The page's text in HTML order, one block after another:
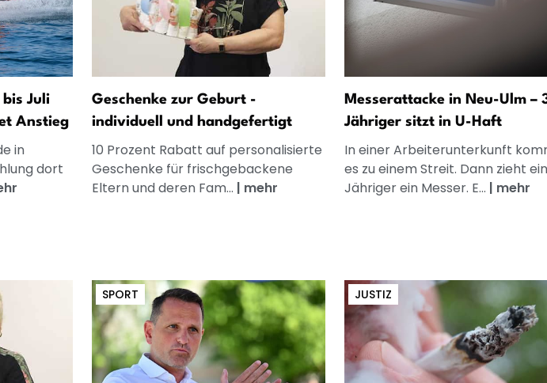
bis Juli
Anstieg
in
dort
Geschenke zur Geburt -
individuell und handgefertigt
10 Prozent Rabatt auf personalisierte
Geschenke für frischgebackene
Eltern und deren Fam... | mehr
Messerattacke in Neu-Ulm –
Jähriger sitzt in U-Haft
In einer Arbeiterunterkunft
es zu einem Streit. Dann zieht
Jähriger ein Messer. E... | mehr
SPORT JUSTIZ